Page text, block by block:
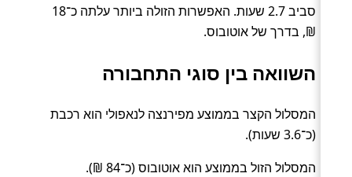
סביב 2.7 שעות. האפשרות הזולה ביותר עלתה כ־18
₪, בדרך של אוטובוס.
השוואה בין סוגי התחבורה
המסלול הקצר בממוצע מפירנצה לנאפולי הוא רכבת
(כ־3.6 שעות).
המסלול הזול בממוצע הוא אוטובוס (כ־84 ₪).